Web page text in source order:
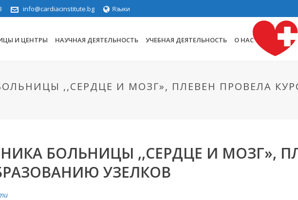
info@cardiacinstitute.bg Языки
И ЦЕНТРЫ НАУЧНАЯ ДЕЯТЕЛЬНОСТЬ УЧЕБНАЯ ДЕЯТЕЛЬНОСТЬ О НАС
,,СЕРДЦЕ И МОЗГ», ПЛЕВЕН ПРОВЕЛА
БОЛЬНИЦЫ ,,СЕРДЦЕ И МОЗГ»,
УЗЕЛКОВ